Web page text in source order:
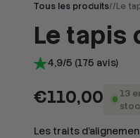
Tous les produits//Le
Le tapis
4,9/5 (175 avis)
€110,00 13
Les traits